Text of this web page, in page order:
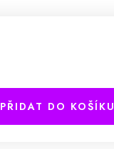
PŘIDAT DO KOŠÍKU